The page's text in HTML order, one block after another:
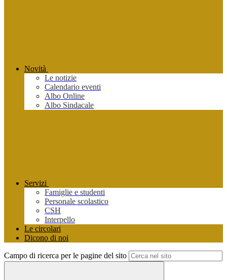
Novità
Le notizie
Calendario eventi
Albo Online
Albo Sindacale
Servizi
Famiglie e studenti
Personale scolastico
CSH
Interpello
Le circolari
Dicono di noi
Campo di ricerca per le pagine del sito